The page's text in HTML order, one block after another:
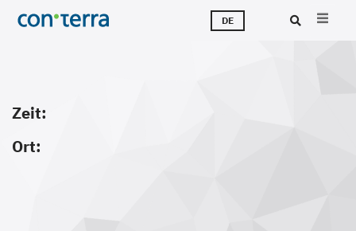
Direkt
zum
DE
Zeit:
Ort: